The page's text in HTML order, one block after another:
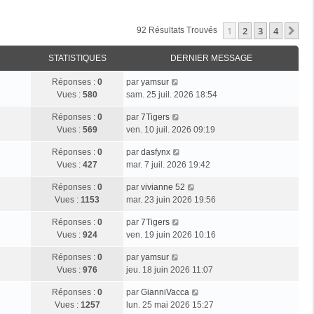
92 Résultats Trouvés 1 2 3 4
STATISTIQUES DERNIER MESSAGE
Réponses : 0
Vues : 580
par yamsur
sam. 25 juil. 2026 18:54
Réponses : 0
Vues : 569
par 7Tigers
ven. 10 juil. 2026 09:19
Réponses : 0
Vues : 427
par dasfynx
mar. 7 juil. 2026 19:42
Réponses : 0
Vues : 1153
par vivianne 52
mar. 23 juin 2026 19:56
Réponses : 0
Vues : 924
par 7Tigers
ven. 19 juin 2026 10:16
Réponses : 0
Vues : 976
par yamsur
jeu. 18 juin 2026 11:07
Réponses : 0
Vues : 1257
par GianniVacca
lun. 25 mai 2026 15:27